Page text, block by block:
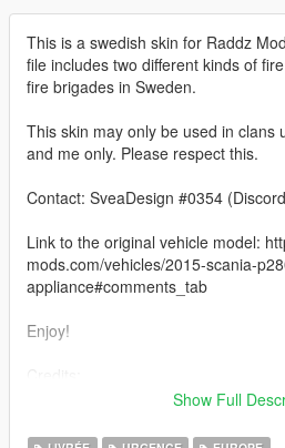
This is a swedish skin for Raddz
file includes two different kinds of
fire brigades in Sweden.
This skin may only be used in clans
and me only. Please respect this.
Contact: SveaDesign #0354
Link to the original vehicle model:
mods.com/vehicles/2015-scania-
appliance#comments_tab
Enjoy!
Textures : Tim and James Radley
Show Full